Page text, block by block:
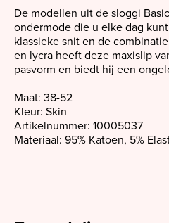
De modellen uit de sloggi
ondermode die u elke dag
klassieke snit en de
en lycra heeft deze maxislip
pasvorm en biedt hij een
Maat: 38-52
Kleur: Skin
Artikelnummer: 10005037
Materiaal: 95% Katoen, 5%